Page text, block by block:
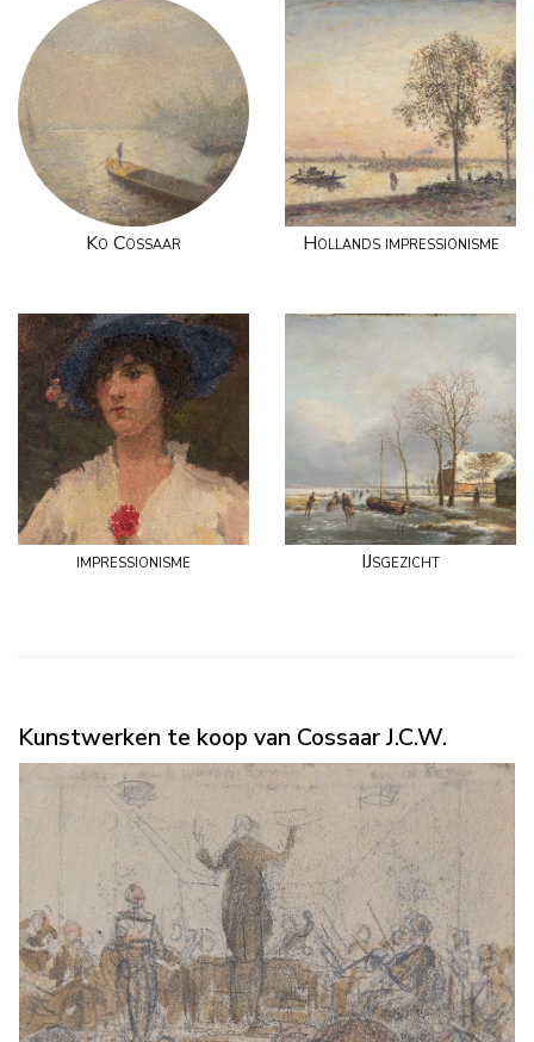
Ko Cossaar Hollands impressionisme
impressionisme IJsgezicht
Kunstwerken te koop van Cossaar J.C.W.